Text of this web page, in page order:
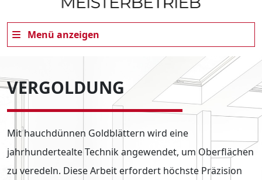
Menü anzeigen
VERGOLDUNG
Mit hauchdünnen Goldblättern wird eine
jahrhundertealte Technik angewendet, um Oberflächen
zu veredeln. Diese Arbeit erfordert höchste Präzision